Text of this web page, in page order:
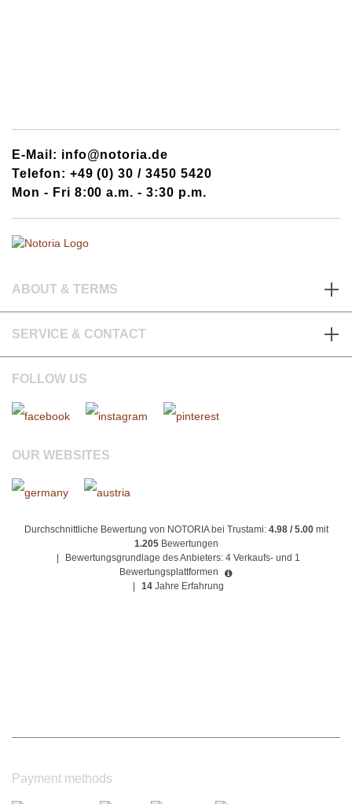
E-Mail: info@notoria.de
Telefon: +49 (0) 30 / 3450 5420
Mon - Fri 8:00 a.m. - 3:30 p.m.
ABOUT & TERMS
SERVICE & CONTACT
FOLLOW US
OUR WEBSITES
Durchschnittliche Bewertung von NOTORIA bei Trustami: 4.98 / 5.00mit
1.205 Bewertungen
Bewertungsgrundlage des Anbieters: 4 Verkaufs- und 1
Bewertungsplattformen
14 Jahre Erfahrung
Payment methods